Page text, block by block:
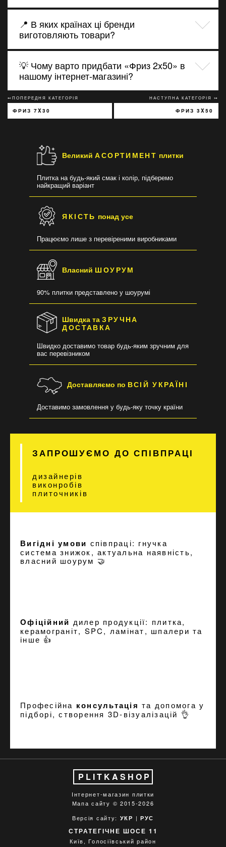
📍 В яких країнах ці бренди
виготовляють товари?
💡 Чому варто придбати «Фриз 2x50» в
нашому інтернет-магазині?
↢ПОПЕРЕДНЯ КАТЕГОРІЯ
ФРИЗ 7X30
НАСТУПНА КАТЕГОРІЯ ↣
ФРИЗ 3X50
ВеликийАСОРТИМЕНТ плитки
Плитка на будь-який смак і колір, підберемо
найкращий варіант
ЯКІСТЬ понад усе
Працюємо лише з перевіреними виробниками
Власний ШОУРУМ
90% плитки представлено у шоурумі
Швидка таЗРУЧНА
ДОСТАВКА
Швидко доставимо товар будь-яким зручним для
вас перевізником
Доставляємо по ВСІЙ УКРАЇНІ
Доставимо замовлення у будь-яку точку країни
ЗАПРОШУЄМО ДО СПІВПРАЦІ
дизайнерів
виконробів
плиточників
Вигідні умови співпраці: гнучка
система знижок, актуальна наявність,
власний шоурум 🤝
Офіційний дилер продукції: плитка,
керамограніт, SPC, ламінат, шпалери та
інше 👍
Професійна консультація та допомога у
підборі, створення 3D-візуалізацій 👌
PLITKASHOP
Інтернет-магазин плитки
Мапа сайту © 2015-2026
Версія сайту: УКР | РУС
СТРАТЕГІЧНЕ ШОСЕ 11
Київ, Голосіївський район